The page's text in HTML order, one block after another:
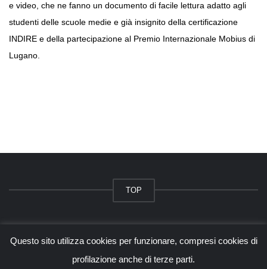
e video, che ne fanno un documento di facile lettura adatto agli
studenti delle scuole medie e già insignito della certificazione
INDIRE e della partecipazione al Premio Internazionale Mobius di
Lugano.
TOP
© 2026 - tangram.it - Alessandro Baccin
Questo sito è protetto da Google reCAPTCHA v3, Privacy Policy e
Questo sito utilizza cookies per funzionare, compresi cookies di
profilazione anche di terze parti.